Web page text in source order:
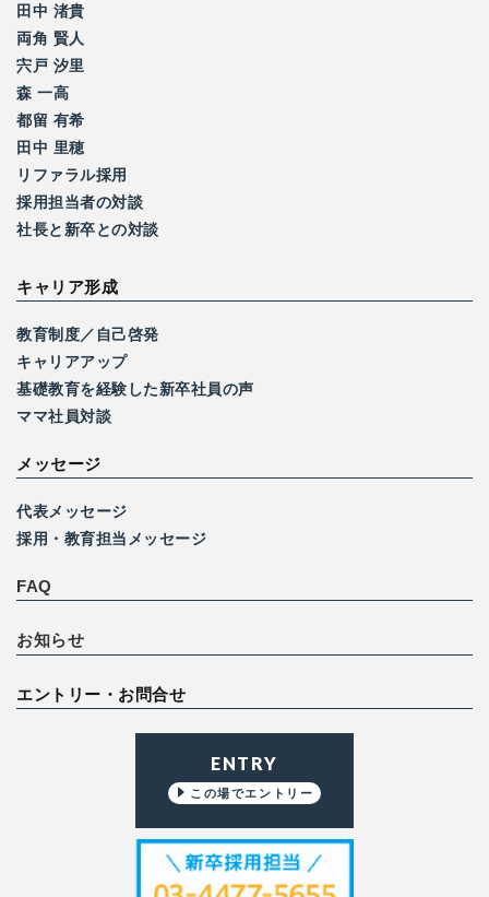
田中 渚貴
両角 賢人
宍戸 汐里
森 一高
都留 有希
田中 里穂
リファラル採用
採用担当者の対談
社長と新卒との対談
キャリア形成
教育制度／自己啓発
キャリアアップ
基礎教育を経験した新卒社員の声
ママ社員対談
メッセージ
代表メッセージ
採用・教育担当メッセージ
FAQ
お知らせ
エントリー・お問合せ
ENTRY
この場でエントリー